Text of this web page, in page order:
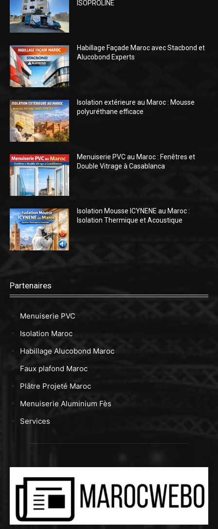
ISOPROLINE
Habillage Façade Maroc avec Stacbond et
Alucobond Experts
Isolation extérieure au Maroc : Mousse
polyuréthane efficace
Menuiserie PVC au Maroc : Fenêtres et
Double Vitrage à Casablanca
Isolation Mousse ICYNENE au Maroc :
Isolation Thermique et Acoustique
Partenaires
Menuiserie PVC
Isolation Maroc
Habillage Alucobond Maroc
Faux plafond Maroc
Plâtre Projeté Maroc
Menuiserie Aluminium Fès
Services